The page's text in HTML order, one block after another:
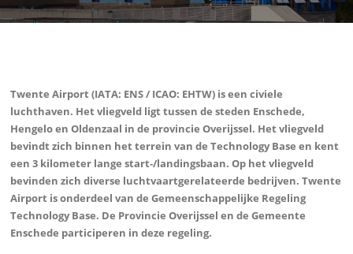
Twente Airport (IATA: ENS / ICAO: EHTW) is een civiele
luchthaven. Het vliegveld ligt tussen de steden Enschede,
Hengelo en Oldenzaal in de provincie Overijssel. Het vliegveld
bevindt zich binnen het terrein van de Technology Base en kent
een 3 kilometer lange start-/landingsbaan. Op het vliegveld
bevinden zich diverse luchtvaartgerelateerde bedrijven. Twente
Airport is onderdeel van de Gemeenschappelijke Regeling
Technology Base. De Provincie Overijssel en de Gemeente
Enschede participeren in deze regeling.